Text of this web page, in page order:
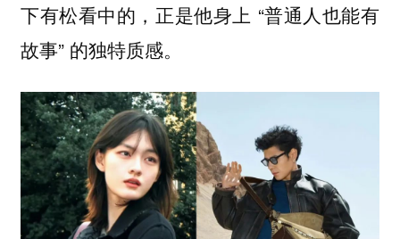
下有松看中的，正是他身上 “普通人也能有
故事” 的独特质感。